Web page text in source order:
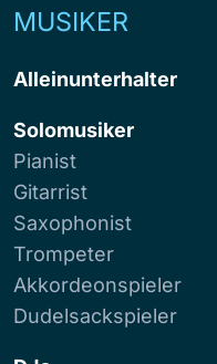
MUSIKER
Alleinunterhalter
Solomusiker
Pianist
Gitarrist
Saxophonist
Trompeter
Akkordeonspieler
Dudelsackspieler